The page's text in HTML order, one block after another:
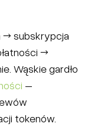
→ subskrypcja
→
Wąskie gardło
–
tokenów.